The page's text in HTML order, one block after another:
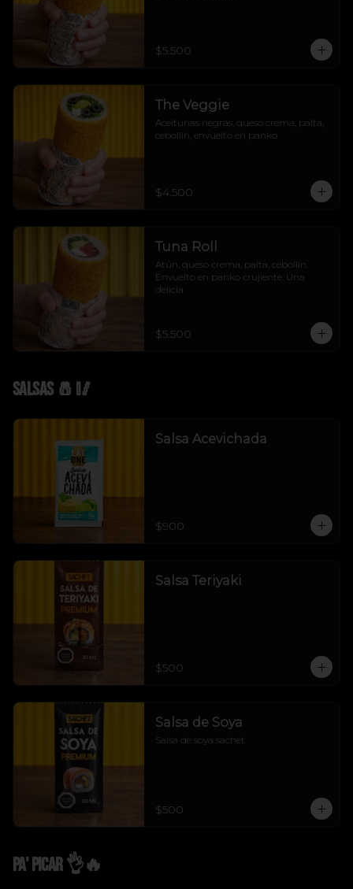
$5.500
The Veggie
Aceitunas negras, queso crema, palta,
cebollín, envuelto en panko
$4.500
Tuna Roll
Atún, queso crema, palta, cebollín.
Envuelto en panko crujiente. Una
delicia
$5.500
Salsas 🧂🥢
Salsa Acevichada
$900
Salsa Teriyaki
$500
Salsa de Soya
Salsa de soya sachet
$500
Pa' Picar 👌🔥